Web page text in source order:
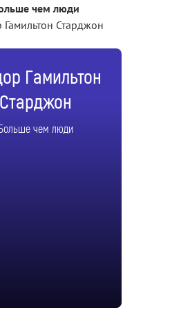
чем люди
Гамильтон Старджон
Гамильтон
Старджон
чем люди